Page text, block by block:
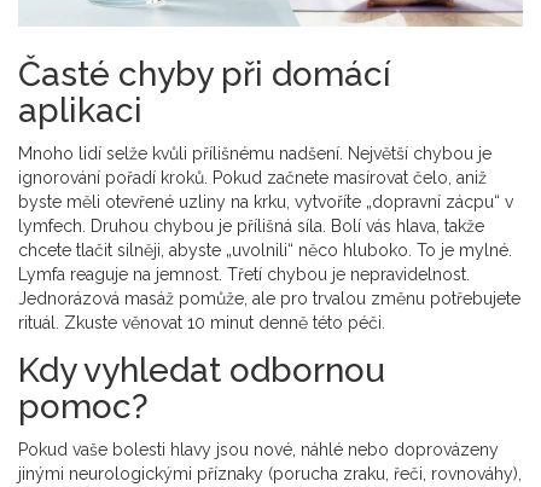
Časté chyby při domácí
aplikaci
Mnoho lidí selže kvůli přílišnému nadšení. Největší chybou je
ignorování pořadí kroků. Pokud začnete masírovat čelo, aniž
byste měli otevřené uzliny na krku, vytvoříte „dopravní zácpu“ v
lymfech. Druhou chybou je přílišná síla. Bolí vás hlava, takže
chcete tlačit silněji, abyste „uvolnili“ něco hluboko. To je mylné.
Lymfa reaguje na jemnost. Třetí chybou je nepravidelnost.
Jednorázová masáž pomůže, ale pro trvalou změnu potřebujete
rituál. Zkuste věnovat 10 minut denně této péči.
Kdy vyhledat odbornou
pomoc?
Pokud vaše bolesti hlavy jsou nové, náhlé nebo doprovázeny
jinými neurologickými příznaky (porucha zraku, řeči, rovnováhy),